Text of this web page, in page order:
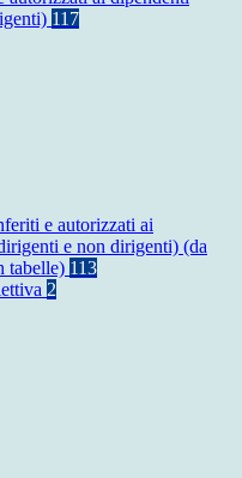
117
e autorizzati ai
e non dirigenti) (da
tabelle) 113
2